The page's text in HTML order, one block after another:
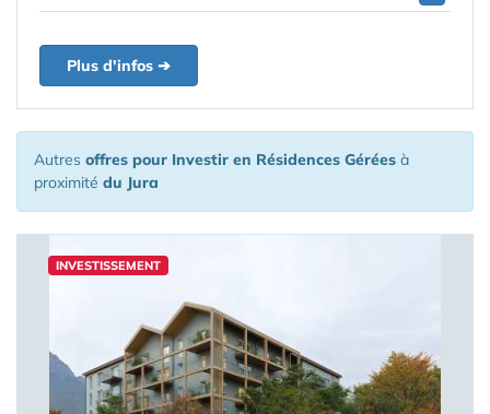
Plus d'infos ➔
Autres offres pour Investir en Résidences Gérées à
proximité du Jura
INVESTISSEMENT